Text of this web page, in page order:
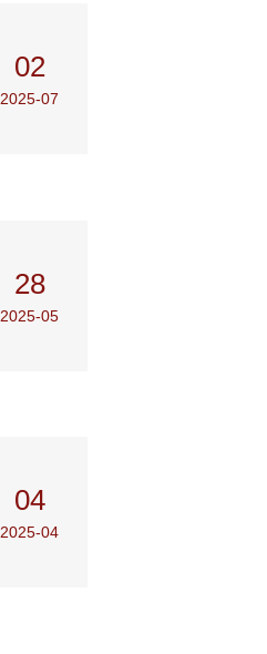
02
2025-07
28
2025-05
04
2025-04